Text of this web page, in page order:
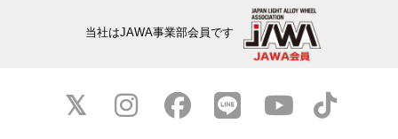
当社はJAWA事業部会員です